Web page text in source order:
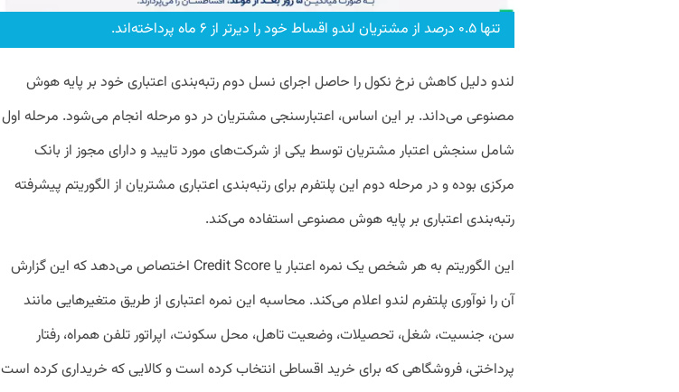
تنها ۰.۵ درصد از مشتریان لندو اقساط خود را دیرتر از ۶ ماه پرداخته‌اند.
لندو دلیل کاهش نرخ نکول را حاصل اجرای نسل دوم رتبه‌بندی اعتباری خود بر پایه هوش
مصنوعی می‌داند. بر این اساس، اعتبارسنجی مشتریان در دو مرحله انجام می‌شود. مرحله اول
شامل سنجش اعتبار مشتریان توسط یکی از شرکت‌های مورد تایید و دارای مجوز از بانک
مرکزی بوده و در مرحله دوم این پلتفرم برای رتبه‌بندی اعتباری مشتریان از الگوریتم پیشرفته
رتبه‌بندی اعتباری بر پایه هوش مصنوعی استفاده می‌کند.
این الگوریتم به هر شخص یک نمره اعتبار یا Credit Score اختصاص می‌دهد که این گزارش
آن را نوآوری پلتفرم لندو اعلام می‌کند. محاسبه این نمره اعتباری از طریق متغیرهایی مانند
سن، جنسیت، شغل، تحصیلات، وضعیت تاهل، محل سکونت، اپراتور تلفن همراه، رفتار
پرداختی، فروشگاهی که برای خرید اقساطی انتخاب کرده است و کالایی که خریداری کرده است